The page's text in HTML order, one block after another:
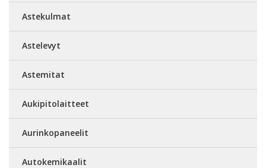
Astekulmat
Astelevyt
Astemitat
Aukipitolaitteet
Aurinkopaneelit
Autokemikaalit